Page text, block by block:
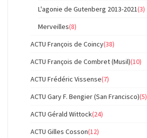
L'agonie de Gutenberg 2013-2021(3)
Merveilles(8)
ACTU François de Coincy(38)
ACTU François de Combret (Musil)(10)
ACTU Frédéric Vissense(7)
ACTU Gary F. Bengier (San Francisco)(5)
ACTU Gérald Wittock(24)
ACTU Gilles Cosson(12)